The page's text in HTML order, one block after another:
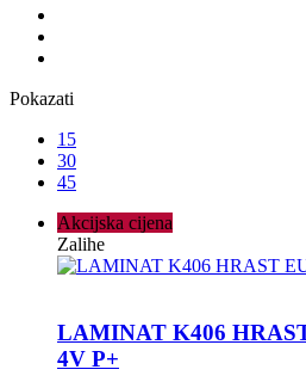
Pokazati
15
30
45
Akcijska cijena
Zalihe
LAMINAT K406
4V P+